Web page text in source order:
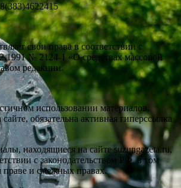
свои права в соответствии с
№ 2124-1 «О средствах массовой
редакции.
использовании материалов,
обязательна активная гиперссылка
находящиеся на сайте suzungazeta.ru,
с законодательством РФ, в том
праве и смежных правах.